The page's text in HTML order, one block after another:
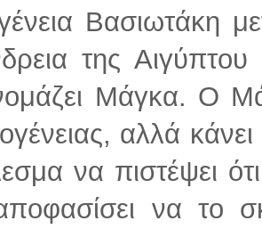
Βασιωτάκη
της
Μάγκα. Ο
αλλά
να πιστέψει
να το